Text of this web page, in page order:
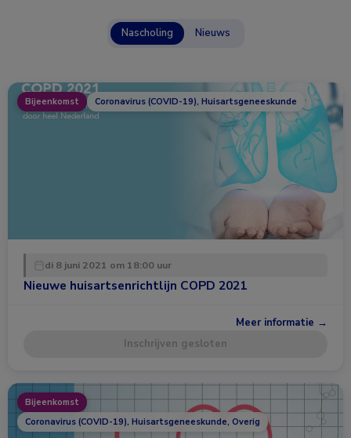
Nascholing Nieuws
Bijeenkomst Coronavirus (COVID-19), Huisartsgeneeskunde
di 8 juni 2021 om 18:00 uur
Nieuwe huisartsenrichtlijn COPD 2021
Meer informatie →
Inschrijven gesloten
Bijeenkomst
Coronavirus (COVID-19), Huisartsgeneeskunde, Overig